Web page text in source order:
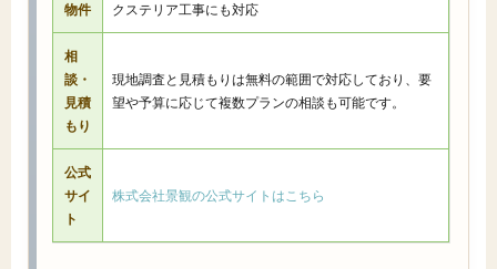
物件
クステリア工事にも対応
相
談・
見積
もり
現地調査と見積もりは無料の範囲で対応しており、要
望や予算に応じて複数プランの相談も可能です。
公式
サイ
ト
株式会社景観の公式サイトはこちら